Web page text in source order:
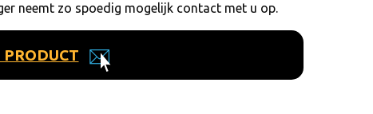
neemt zo spoedig mogelijk contact met u op.